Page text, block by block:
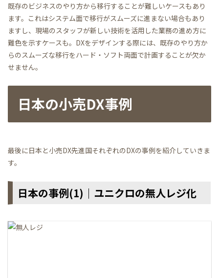
既存のビジネスのやり方から移行することが難しいケースもあり
ます。これはシステム面で移行がスムーズに進まない場合もあり
ますし、現場のスタッフが新しい技術を活用した業務の進め方に
難色を示すケースも。DXをデザインする際には、既存のやり方か
らのスムーズな移行をハード・ソフト両面で計画することが欠か
せません。
日本の小売DX事例
最後に日本と小売DX先進国それぞれのDXの事例を紹介していきま
す。
日本の事例(1)｜ユニクロの無人レジ化